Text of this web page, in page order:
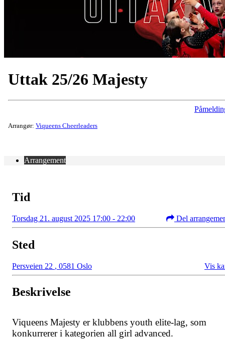
Uttak 25/26 Majesty
Arrangør: Viqueens Cheerleaders
Arrangement
Tid
Torsdag 21. august 2025 17:00 - 22:00 Del
Sted
Persveien 22 , 0581 Oslo Vis
Beskrivelse
Viqueens Majesty er klubbens youth elite-lag, som
konkurrerer i kategorien all girl advanced.